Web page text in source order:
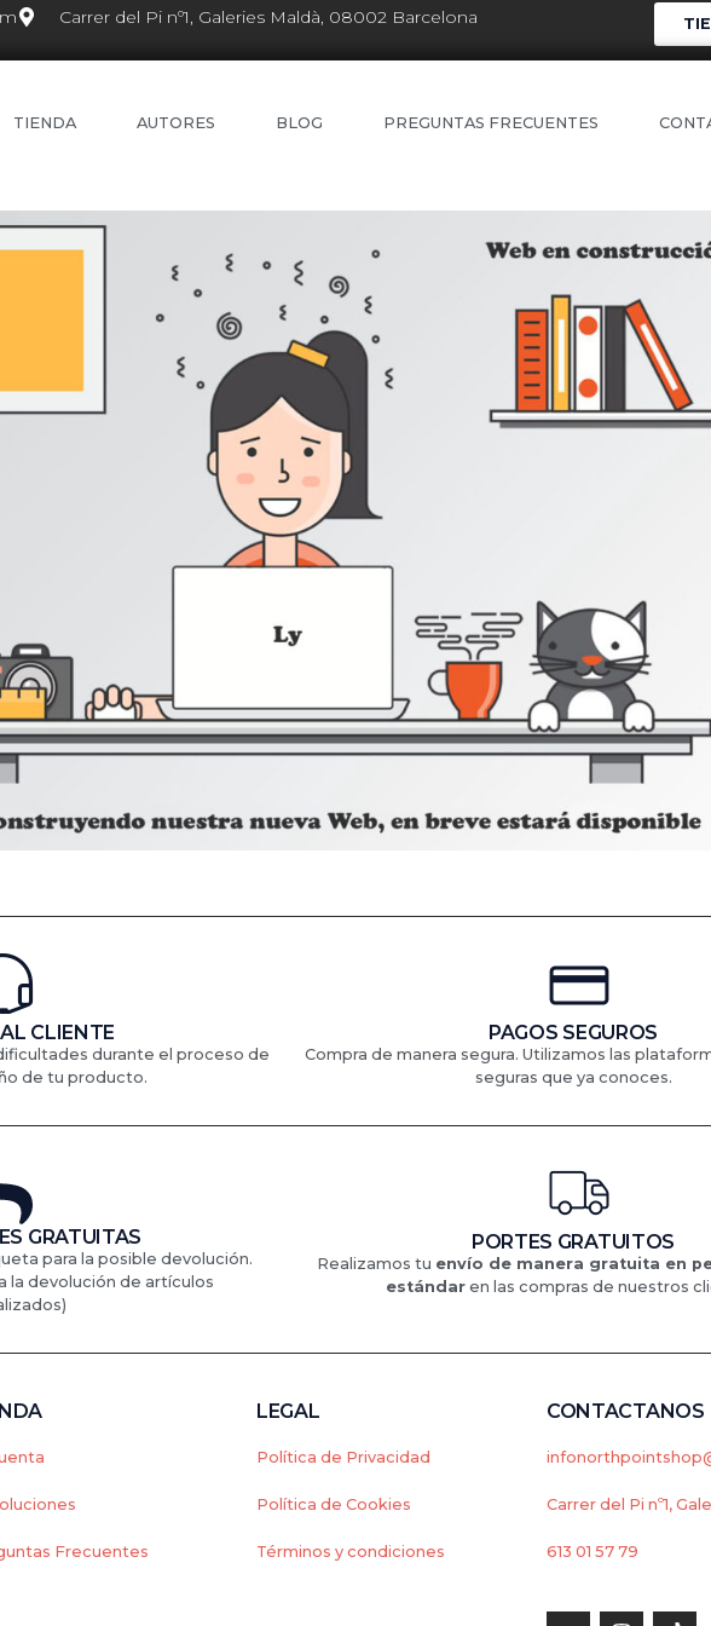
Carrer del Pi nº1, Galeries Maldà, 08002 Barcelona
TIENDA AUTORES BLOG PREGUNTAS FRECUENTES
CLIENTE
durante el proceso de
de tu producto.
PAGOS SEGUROS
Compra de manera segura. Utilizamos las
seguras que ya conoces.
GRATUITAS
para la posible devolución.
la devolución de artículos
PORTES GRATUITOS
Realizamos tu envío de manera gratuita en
estándar en las compras de nuestros
Frecuentes
LEGAL
Política de Privacidad
Política de Cookies
Términos y condiciones
CONTACTANOS
Carrer del Pi nº1,
613 01 57 79